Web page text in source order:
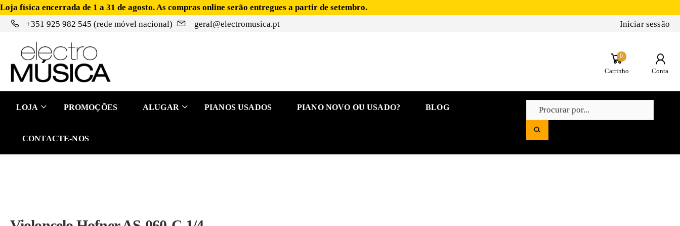
Loja física encerrada de 1 a 31 de agosto. As compras online serão entregues a partir de setembro.
+351 925 982 545 (rede móvel nacional)
geral@electromusica.pt Iniciar sessão
0
Carrinho Conta
LOJA PROMOÇÕES ALUGAR PIANOS USADOS PIANO NOVO OU USADO? BLOG
CONTACTE-NOS